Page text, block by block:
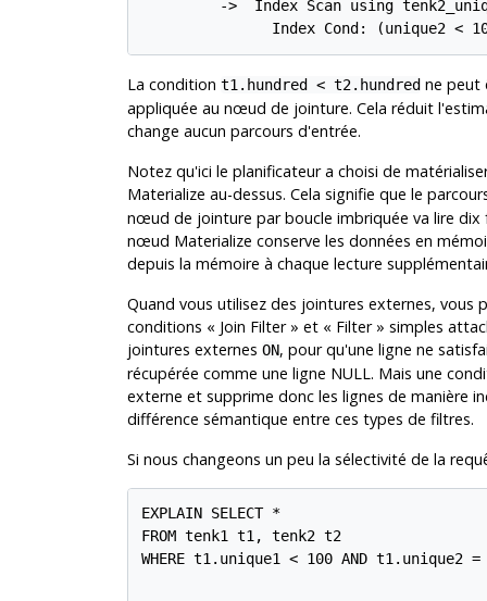
->  Index Scan using
Index Cond: (unique2 <
La condition t1.hundred < t2.hundredne peut
appliquée au nœud de jointure. Cela réduit
change aucun parcours d'entrée.
Notez qu'ici le planificateur a choisi de
Materialize au-dessus. Cela signifie que le
nœud de jointure par boucle imbriquée va lire dix
nœud Materialize conserve les données en
depuis la mémoire à chaque lecture
Quand vous utilisez des jointures externes,
conditions « Join Filter» et « Filter» simples
jointures externes ON, pour qu'une ligne ne
récupérée comme une ligne NULL. Mais une
externe et supprime donc les lignes de manière
différence sémantique entre ces types de filtres.
Si nous changeons un peu la sélectivité de la
EXPLAIN SELECT *
FROM tenk1 t1, tenk2 t2
WHERE t1.unique1 < 100 AND t1.unique2